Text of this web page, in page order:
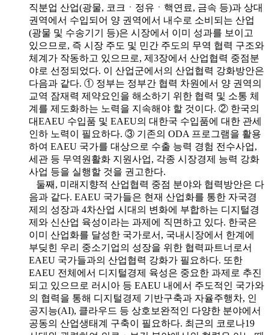
직분업 산업(광물, 코크ㆍ정유ㆍ핵연료, 금속 등)과 상대
권역에서 수입되어 양 권역에서 내수로 소비되는 산업
(광물 및 수송기기 등)은 시장에서 이미 성과를 보이고
있으므로, 즉 시장 주도 및 민간 주도의 무역 협력 구조와
체계가 작동하고 있으므로, 제3장에서 산업협력 중점분
야로 선정되었다. 이 산업군에서의 산업협력 강화방안은
다음과 같다. ① 정부는 정부간 협력 차원에서 양 권역의
교역 잠재력 제약요인을 해소하기 위한 협력 및 소통 체
계를 제도화하는 노력을 지속해야 할 것이다. ② 한국의
대EAEU 수입품 및 EAEU의 대한국 수입품에 대한 관세
인하 노력이 필요하다. ③ 기존의 ODA 프로그램을 활용
하여 EAEU 국가를 대상으로 수출 능력 경험 전수사업,
세관 등 무역원활화 지원사업, 각종 시장경제 능력 강화
사업 등을 실행할 것을 권고한다.
둘째, 미래지향적 산업협력 중점 분야와 협력방안은 다
음과 같다. EAEU 국가들은 현재 산업화를 통한 자국경
제의 성장과 4차산업 시대의 변화에 부합하는 디지털경
제와 신산업 육성이라는 과제에 직면하고 있다. 한국은
이미 산업화를 달성한 국가로서, 국내시장에서 한계에
부딪힌 우리 중소기업의 성장을 위한 협력파트너로서
EAEU 국가들과의 산업협력 강화가 필요하다. 또한
EAEU 전체에서 디지털경제 육성은 중요한 과제로 추진
되고 있으므로 러시아 등 EAEU 내에서 주도적인 국가와
의 협력을 통해 디지털경제 기반구축과 자율주행차, 인
공지능(AI), 클라우드 등 상호보완적인 다양한 분야에서
공동의 산업생태계 구축이 필요하다. 최근의 코로나19